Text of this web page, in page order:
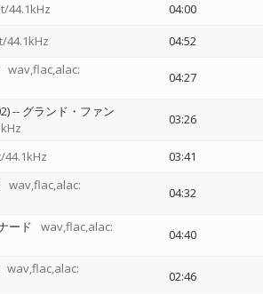
44.1kHz 04:00
44.1kHz 04:52
wav,flac,alac:
04:27
-- グランド・ファン
03:26
03:41
wav,flac,alac:
04:32
ード
wav,flac,alac:
04:40
wav,flac,alac:
02:46